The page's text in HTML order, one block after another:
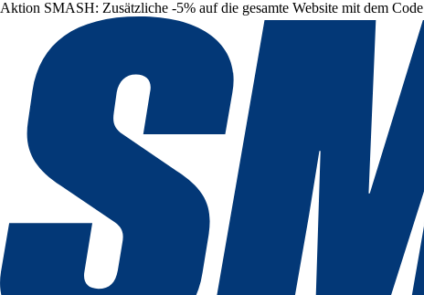
Aktion SMASH: Zusätzliche -5% auf die gesamte Website mit dem Code